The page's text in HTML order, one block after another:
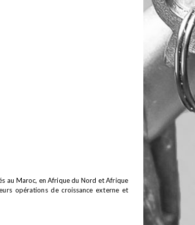
au Maroc, en Afrique du Nord et Afrique
opérations de croissance externe et